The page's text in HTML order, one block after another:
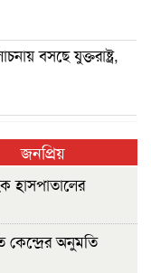
বসছে যুক্তরাষ্ট্র,
জনপ্রিয়
হাসপাতালের
অনুমতি